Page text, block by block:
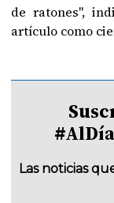
de ratones",
artículo como
Las noticias